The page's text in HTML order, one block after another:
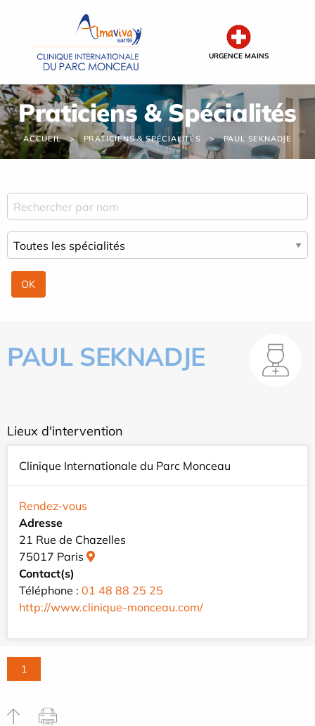
URGENCE MAINS
Praticiens & Spécialités
ACCUEIL PRATICIENS & SPÉCIALITÉS PAUL SEKNADJE
PAUL SEKNADJE
Lieux d'intervention
Clinique Internationale du Parc Monceau
Rendez-vous
Adresse
21 Rue de Chazelles
75017 Paris
Contact(s)
Téléphone : 01 48 88 25 25
http://www.clinique-monceau.com/
1